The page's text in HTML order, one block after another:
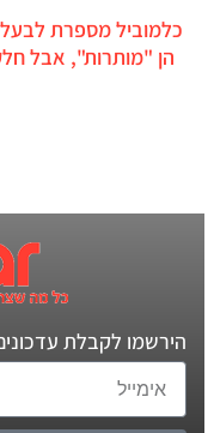
כלמוביל מספרת
הן "מותרות", אבל
הירשמו לקבלת